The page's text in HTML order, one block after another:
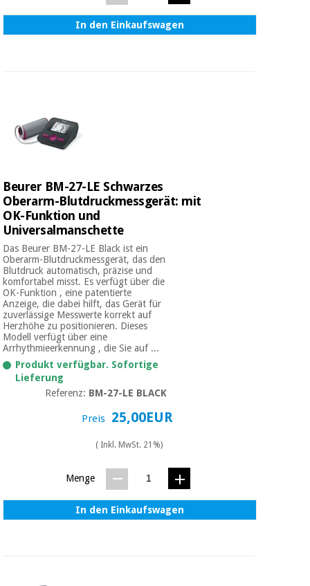
In den Einkaufswagen
Beurer BM-27-LE Schwarzes
Oberarm-Blutdruckmessgerät: mit
OK-Funktion und
Universalmanschette
Das Beurer BM-27-LE Black ist ein
Oberarm-Blutdruckmessgerät, das den
Blutdruck automatisch, präzise und
komfortabel misst. Es verfügt über die
OK-Funktion , eine patentierte
Anzeige, die dabei hilft, das Gerät für
zuverlässige Messwerte korrekt auf
Herzhöhe zu positionieren. Dieses
Modell verfügt über eine
Arrhythmieerkennung , die Sie auf ...
Produkt verfügbar. Sofortige
Lieferung
Referenz: BM-27-LE BLACK
Preis 25,00EUR
( Inkl. MwSt. 21%)
Menge
In den Einkaufswagen